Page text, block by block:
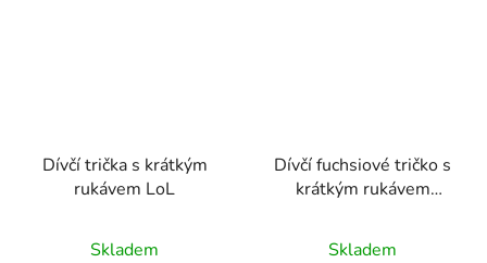
Dívčí trička s krátkým
rukávem LoL
Skladem
Dívčí fuchsiové tričko s
krátkým rukávem
Skladem